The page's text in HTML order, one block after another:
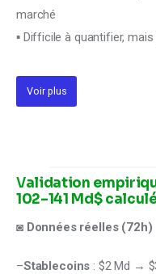
marché
▪ Difficile à quantifier,
Voir plus
Validation
102–141 Md$
◙ Données réelles (72h)
–Stablecoins : $2 Md →